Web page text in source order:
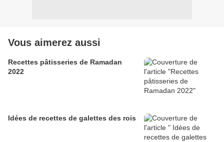
Vous aimerez aussi
Recettes pâtisseries de Ramadan
2022
Idées de recettes de galettes des rois